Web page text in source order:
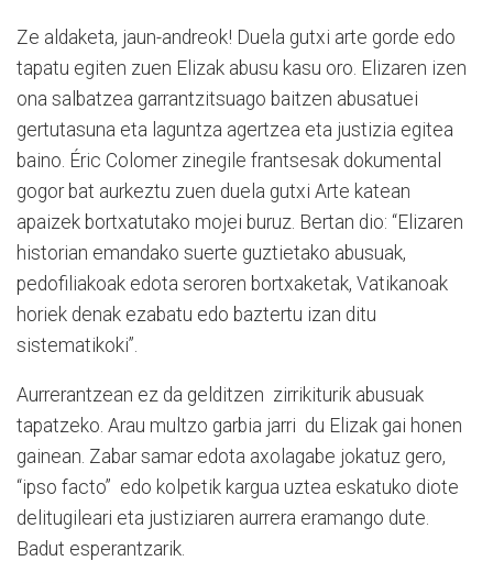
Ze aldaketa, jaun-andreok! Duela gutxi arte gorde edo
tapatu egiten zuen Elizak abusu kasu oro. Elizaren izen
ona salbatzea garrantzitsuago baitzen abusatuei
gertutasuna eta laguntza agertzea eta justizia egitea
baino. Éric Colomer zinegile frantsesak dokumental
gogor bat aurkeztu zuen duela gutxi Arte katean
apaizek bortxatutako mojei buruz. Bertan dio: “Elizaren
historian emandako suerte guztietako abusuak,
pedofiliakoak edota seroren bortxaketak, Vatikanoak
horiek denak ezabatu edo baztertu izan ditu
sistematikoki”.
Aurrerantzean ez da gelditzen zirrikiturik abusuak
tapatzeko. Arau multzo garbia jarri du Elizak gai honen
gainean. Zabar samar edota axolagabe jokatuz gero,
“ipso facto” edo kolpetik kargua uztea eskatuko diote
delitugileari eta justiziaren aurrera eramango dute.
Badut esperantzarik.